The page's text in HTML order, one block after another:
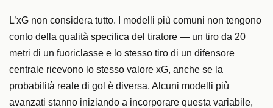
L’xG non considera tutto. I modelli più comuni non tengono
conto della qualità specifica del tiratore — un tiro da 20
metri di un fuoriclasse e lo stesso tiro di un difensore
centrale ricevono lo stesso valore xG, anche se la
probabilità reale di gol è diversa. Alcuni modelli più
avanzati stanno iniziando a incorporare questa variabile,